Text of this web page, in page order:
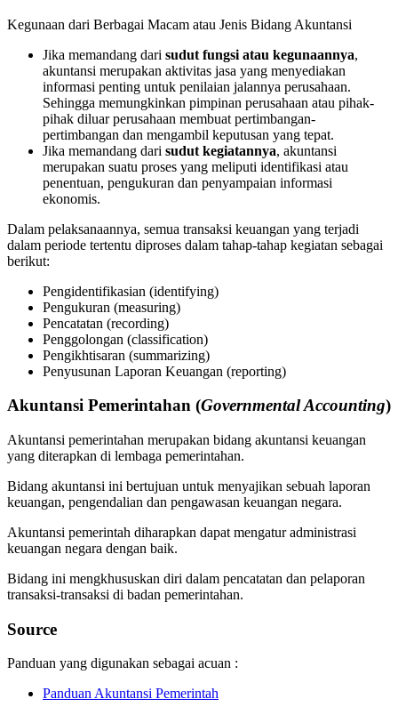
Kegunaan dari Berbagai Macam atau Jenis Bidang Akuntansi
Jika memandang dari sudut fungsi atau kegunaannya,
akuntansi merupakan aktivitas jasa yang menyediakan
informasi penting untuk penilaian jalannya perusahaan.
Sehingga memungkinkan pimpinan perusahaan atau pihak-
pihak diluar perusahaan membuat pertimbangan-
pertimbangan dan mengambil keputusan yang tepat.
Jika memandang dari sudut kegiatannya, akuntansi
merupakan suatu proses yang meliputi identifikasi atau
penentuan, pengukuran dan penyampaian informasi
ekonomis.
Dalam pelaksanaannya, semua transaksi keuangan yang terjadi
dalam periode tertentu diproses dalam tahap-tahap kegiatan sebagai
berikut:
Pengidentifikasian (identifying)
Pengukuran (measuring)
Pencatatan (recording)
Penggolongan (classification)
Pengikhtisaran (summarizing)
Penyusunan Laporan Keuangan (reporting)
Akuntansi Pemerintahan (Governmental Accounting)
Akuntansi pemerintahan merupakan bidang akuntansi keuangan
yang diterapkan di lembaga pemerintahan.
Bidang akuntansi ini bertujuan untuk menyajikan sebuah laporan
keuangan, pengendalian dan pengawasan keuangan negara.
Akuntansi pemerintah diharapkan dapat mengatur administrasi
keuangan negara dengan baik.
Bidang ini mengkhususkan diri dalam pencatatan dan pelaporan
transaksi-transaksi di badan pemerintahan.
Source
Panduan yang digunakan sebagai acuan :
Panduan Akuntansi Pemerintah